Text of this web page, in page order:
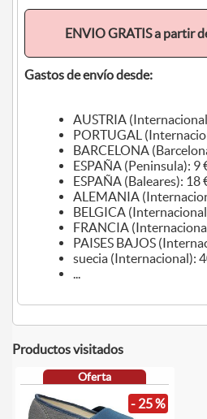
ENVIO GRATIS a partir
Gastos de envío desde:
AUSTRIA
PORTUGAL
BARCELONA
ESPAÑA (Peninsula): 9
ESPAÑA (Baleares): 18
ALEMANIA
BELGICA
FRANCIA
PAISES BAJOS
suecia (Internacional):
...
Productos visitados
Oferta
- 25 %